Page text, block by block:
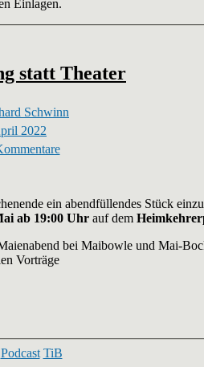
Einlagen.
statt Theater
Schwinn
2022
zu
Maibowlen
statt
Theater
ein abendfüllendes Stück
ab 19:00 Uhr auf dem
bei Maibowle und Mai-
Vorträge
Podcast TiB